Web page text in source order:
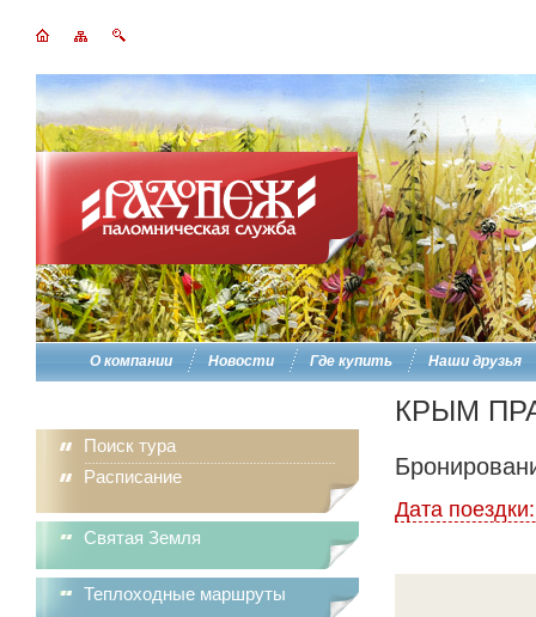
О компании Новости Где купить Наши друзья
Поиск тура
Расписание
Святая Земля
Теплоходные маршруты
КРЫМ
Дата